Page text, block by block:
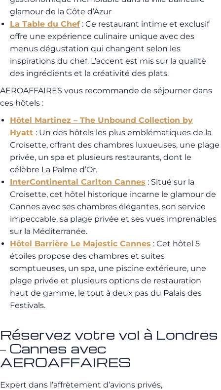
glamour de la Côte d’Azur
La Table du Chef: Ce restaurant intime et exclusif
offre une expérience culinaire unique avec des
menus dégustation qui changent selon les
inspirations du chef. L’accent est mis sur la qualité
des ingrédients et la créativité des plats.
AEROAFFAIRES vous recommande de séjourner dans
ces hôtels :
Hôtel Martinez – The Unbound Collection by
Hyatt : Un des hôtels les plus emblématiques de la
Croisette, offrant des chambres luxueuses, une plage
privée, un spa et plusieurs restaurants, dont le
célèbre La Palme d’Or.
InterContinental Carlton Cannes : Situé sur la
Croisette, cet hôtel historique incarne le glamour de
Cannes avec ses chambres élégantes, son service
impeccable, sa plage privée et ses vues imprenables
sur la Méditerranée.
Hôtel Barrière Le Majestic Cannes : Cet hôtel 5
étoiles propose des chambres et suites
somptueuses, un spa, une piscine extérieure, une
plage privée et plusieurs options de restauration
haut de gamme, le tout à deux pas du Palais des
Festivals.
Réservez votre vol à Londres
– Cannes avec
AEROAFFAIRES
Expert dans l’affrètement d’avions privés,